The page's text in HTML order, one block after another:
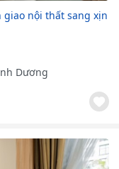
giao nội thất sang xịn
Dương